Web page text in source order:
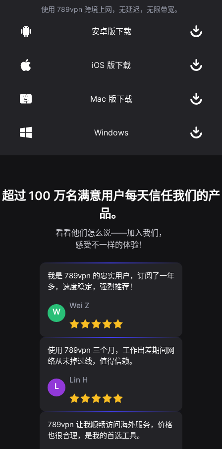
使用 789vpn 跨境上网，无延迟，无限带宽。
安卓版下载
iOS 版下载
Mac 版下载
Windows
超过 100 万名满意用户每天信任我们的产
品。
看看他们怎么说——加入我们，
感受不一样的体验！
我是 789vpn 的忠实用户，订阅了一年
多，速度稳定，强烈推荐！
W
Wei Z
使用 789vpn 三个月，工作出差期间网
络从未掉过线，值得信赖。
L
Lin H
789vpn 让我顺畅访问海外服务，价格
也很合理，是我的首选工具。